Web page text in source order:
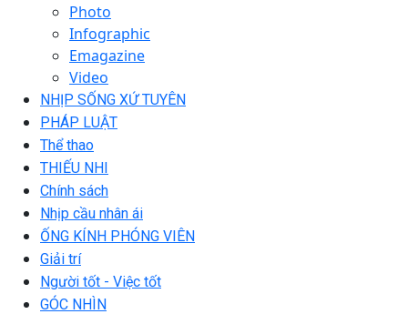
Photo
Infographic
Emagazine
Video
NHỊP SỐNG XỨ TUYÊN
PHÁP LUẬT
Thể thao
THIẾU NHI
Chính sách
Nhịp cầu nhân ái
ỐNG KÍNH PHÓNG VIÊN
Giải trí
Người tốt - Việc tốt
GÓC NHÌN